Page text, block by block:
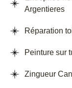
Argentieres
Réparation
Peinture sur
Zingueur